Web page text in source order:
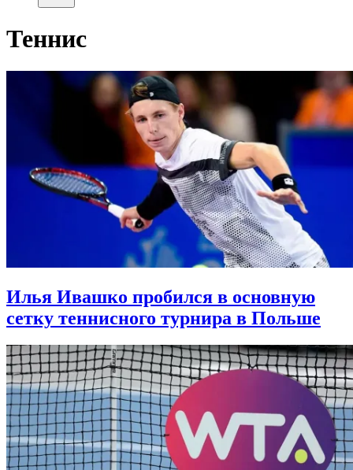
Теннис
Илья Ивашко пробился в основную
сетку теннисного турнира в Польше